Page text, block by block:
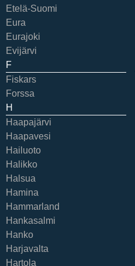
Etelä-Suomi
Eura
Eurajoki
Evijärvi
F
Fiskars
Forssa
H
Haapajärvi
Haapavesi
Hailuoto
Halikko
Halsua
Hamina
Hammarland
Hankasalmi
Hanko
Harjavalta
Hartola